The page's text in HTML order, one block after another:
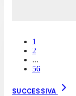
1
2
...
56
SUCCESSIVA